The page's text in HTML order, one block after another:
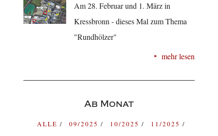
Am 28. Februar und 1. März in
Kressbronn - dieses Mal zum Thema
"Rundhölzer"
mehr lesen
Ab Monat
ALLE 09/2025 10/2025
11/2025